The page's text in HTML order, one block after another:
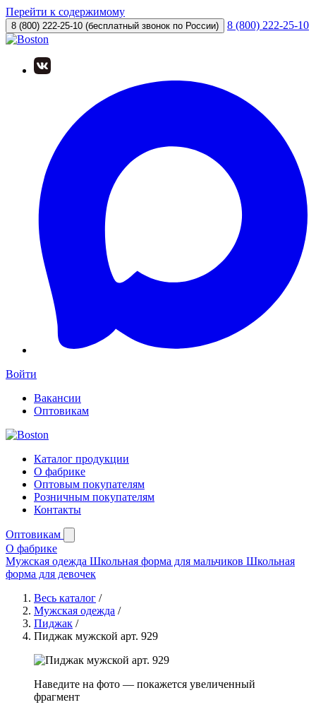
Перейти к содержимому
8 (800) 222-25-10 (бесплатный звонок по России) 8 (800) 222-25-10
Войти
Вакансии
Оптовикам
Каталог продукции
О фабрике
Оптовым покупателям
Розничным покупателям
Контакты
Оптовикам
О фабрике
Мужская одежда Школьная форма для мальчиков Школьная
форма для девочек
Весь каталог /
Мужская одежда /
Пиджак /
Пиджак мужской арт. 929
Наведите на фото — покажется увеличенный
фрагмент